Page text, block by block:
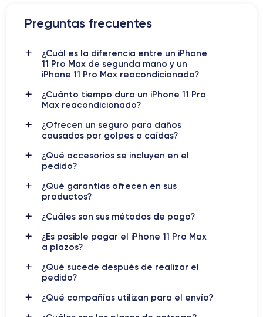
iPhone 11 Pro Max: tu compañero
tecnológico perfecto
iPhone 11 Pro Maxfue lanzado por Apple en septiembre
de 2019, junto con el iPhone 11 y el iPhone 11 Pro. Fue
numerosas características y mejoras que presenta respecto a
Una de las características más notables del
Maxes la pantalla OLED Super Retina XDR de 6,5
pulgadas, que ofrece
compatible conHDR10 y Dolby Vision, ofreciendo una
experiencia de visualización asombrosamente detallada y
Las cámaras del iPhone 11 Pro Max
cámara trasera de 12 megapíxeles, que incluye un gran
angular, un ultra gran angular y un teleobjetivo. Además, la
Preguntas frecuentes
¿Cuál es la diferencia entre un iPhone
11 Pro Max de segunda mano y un
iPhone 11 Pro Max reacondicionado?
¿Cuánto tiempo dura un iPhone 11 Pro
Max reacondicionado?
¿Ofrecen un seguro para daños
causados por golpes o caídas?
¿Qué accesorios se incluyen en el
pedido?
¿Qué garantías ofrecen en sus
productos?
¿Cuáles son sus métodos de pago?
¿Es posible pagar el iPhone 11 Pro Max
a plazos?
¿Qué sucede después de realizar el
pedido?
¿Qué compañías utilizan para el envío?